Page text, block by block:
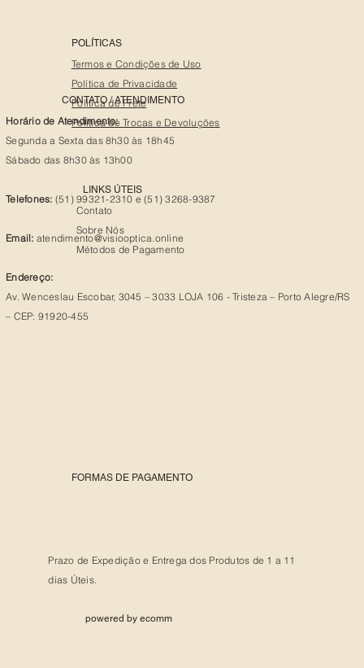
FORMAS DE PAGAMENTO
Prazo de Expedição e Entrega dos Produtos de 1 a 11
dias Úteis.
powered by ecomm
POLÍTICAS
Termos e Condições de Uso
Política de Privacidade
Política de Frete
Política de Trocas e Devoluções
LINKS ÚTEIS
Contato
Sobre Nós
Métodos de Pagamento
CONTATO / ATENDIMENTO
Horário de Atendimento:
Segunda a Sexta das 8h30 às 18h45
Sábado das 8h30 às 13h00
Telefones: (51) 99321-2310 e (51) 3268-9387
Email: atendimento@visiooptica.online
Endereço:
Av. Wenceslau Escobar, 3045 – 3033 LOJA 106 - Tristeza – Porto Alegre/RS
– CEP: 91920-455